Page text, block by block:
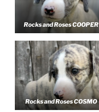
Rocks and Roses COOPER
Rocks and Roses COSMO